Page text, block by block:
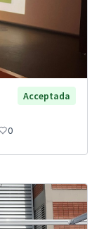
Acceptada
0